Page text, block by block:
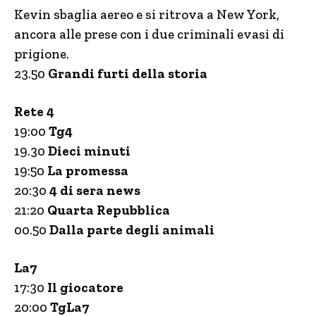
Kevin sbaglia aereo e si ritrova a New York,
ancora alle prese con i due criminali evasi di
prigione.
23.50 Grandi furti della storia
Rete 4
19:00 Tg4
19.30 Dieci minuti
19:50 La promessa
20:30 4 di sera news
21:20 Quarta Repubblica
00.50 Dalla parte degli animali
La7
17:30 Il giocatore
20:00 TgLa7